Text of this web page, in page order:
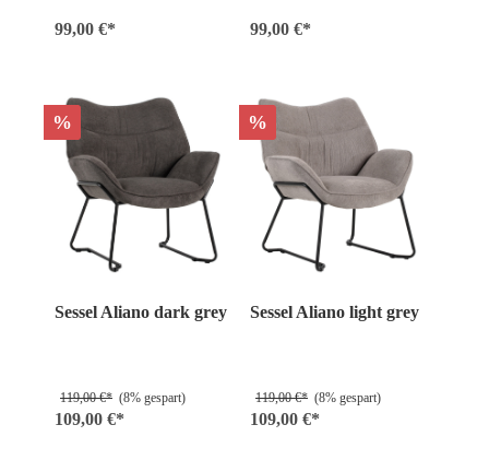
99,00 €* 99,00 €*
%
Sessel Aliano dark grey
119,00 €* (8% gespart)
109,00 €*
%
Sessel Aliano light grey
119,00 €* (8% gespart)
109,00 €*